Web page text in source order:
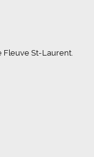
Fleuve St-Laurent.